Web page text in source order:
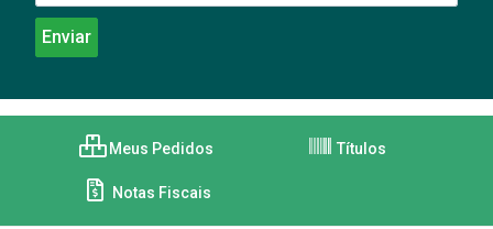
Meus Pedidos Títulos
Notas Fiscais